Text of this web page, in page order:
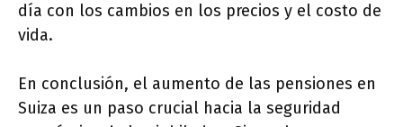
día con los cambios en los precios y el costo de
vida.
En conclusión, el aumento de las pensiones en
Suiza es un paso crucial hacia la seguridad